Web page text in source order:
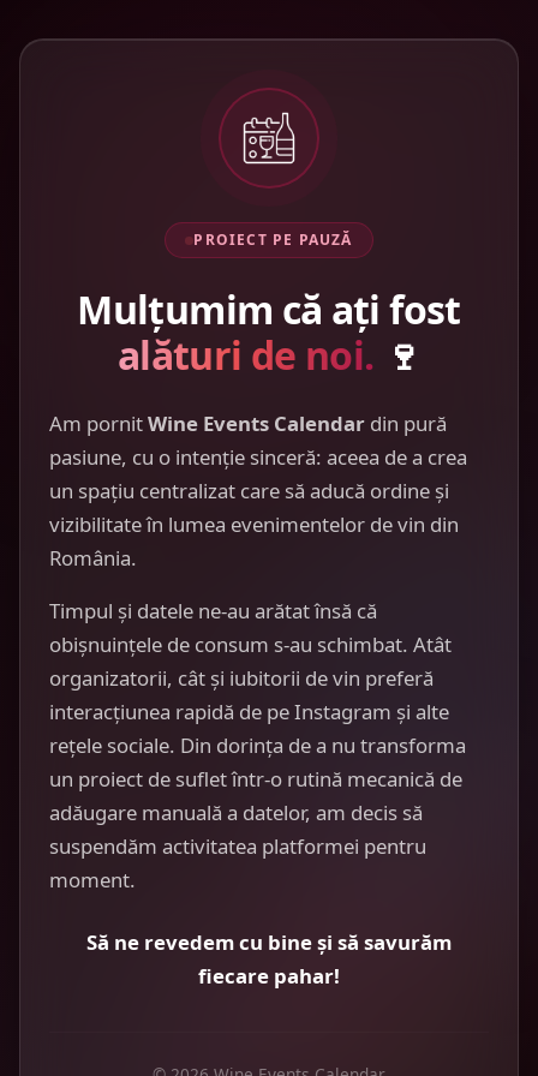
PROIECT PE PAUZĂ
Mulțumim că ați fost
alături de noi. 🍷
Am pornitWine Events Calendar din pură
pasiune, cu o intenție sinceră: aceea de a crea
un spațiu centralizat care să aducă ordine și
vizibilitate în lumea evenimentelor de vin din
România.
Timpul și datele ne-au arătat însă că
obișnuințele de consum s-au schimbat. Atât
organizatorii, cât și iubitorii de vin preferă
interacțiunea rapidă de pe Instagram și alte
rețele sociale. Din dorința de a nu transforma
un proiect de suflet într-o rutină mecanică de
adăugare manuală a datelor, am decis să
suspendăm activitatea platformei pentru
moment.
Să ne revedem cu bine și să savurăm
fiecare pahar!